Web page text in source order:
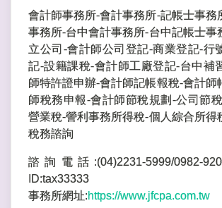
會計師事務所-會計事務所-記帳士事務
事務所-台中會計事務所-台中記帳士事
立公司-會計師公司登記-商業登記-行
記-設籍課稅-會計師工廠登記-台中補
師特許證申辦-會計師記帳報稅-會計師
師稅務申報-會計師節稅規劃-公司節
營業稅-謍利事務所得稅-個人綜合所得
稅務諮詢
諮詢電話:(04)2231-5999/0982-
ID:tax33333
事務所網址:https://www.jfcpa.com.tw